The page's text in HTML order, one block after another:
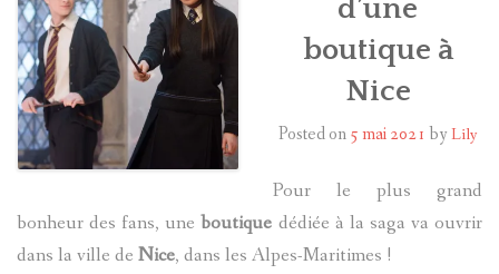
HARRY POTTER
LES ACTEURS
J.K. ROWLING
A PROPOS
d’une
boutique à
Nice
Posted on5 mai 2021 by Lily
Pour le plus grand
bonheur des fans, uneboutique dédiée à la saga va ouvrir
dans la ville de Nice, dans les Alpes-Maritimes !